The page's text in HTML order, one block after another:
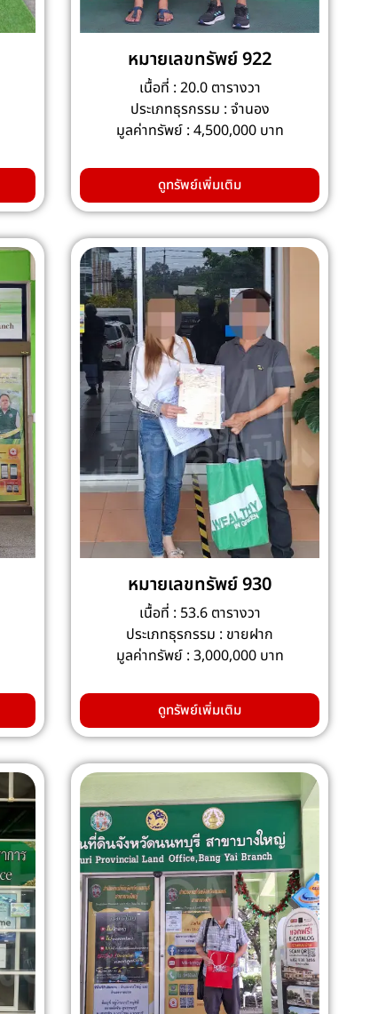
หมายเลขทรัพย์ 922
เนื้อที่ : 20.0 ตารางวา
ประเภทธุรกรรม : จำนอง
มูลค่าทรัพย์ : 4,500,000 บาท
ดูทรัพย์เพิ่มเติม
หมายเลขทรัพย์ 930
เนื้อที่ : 53.6 ตารางวา
ประเภทธุรกรรม : ขายฝาก
มูลค่าทรัพย์ : 3,000,000 บาท
ดูทรัพย์เพิ่มเติม